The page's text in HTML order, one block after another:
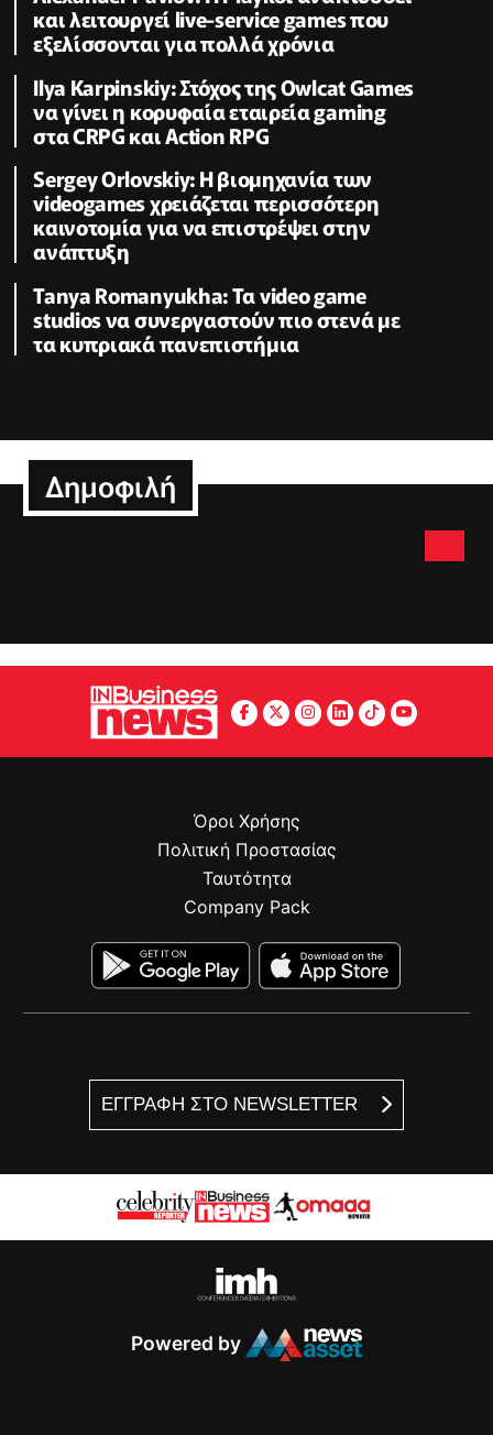
και λειτουργεί live-service games που
εξελίσσονται για πολλά χρόνια
Ilya Karpinskiy: Στόχος της Owlcat Games
να γίνει η κορυφαία εταιρεία gaming
στα CRPG και Action RPG
Sergey Orlovskiy: Η βιομηχανία των
videogames χρειάζεται περισσότερη
καινοτομία για να επιστρέψει στην
ανάπτυξη
Tanya Romanyukha: Τα video game
studios να συνεργαστούν πιο στενά με
τα κυπριακά πανεπιστήμια
Δημοφιλή
ΕΓΓΡΑΦΗ ΣΤΟ NEWSLETTER
Όροι Χρήσης
Πολιτική Προστασίας
Ταυτότητα
Company Pack
Powered by